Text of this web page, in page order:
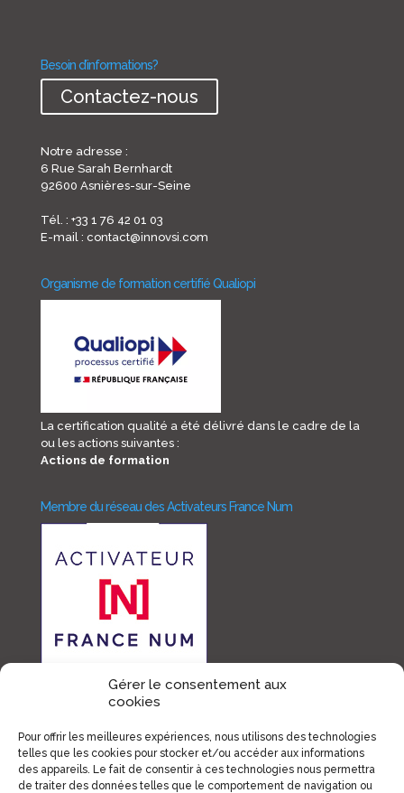
Gérer le consentement aux
cookies
Pour offrir les meilleures expériences, nous utilisons des technologies
telles que les cookies pour stocker et/ou accéder aux informations
des appareils. Le fait de consentir à ces technologies nous permettra
de traiter des données telles que le comportement de navigation ou
Besoin d’informations?
Contactez-nous
Notre adresse :
6 Rue Sarah Bernhardt
92600 Asnières-sur-Seine
Tél. : +33 1 76 42 01 03
E-mail : contact@innovsi.com
Organisme de formation certifié Qualiopi
La certification qualité a été délivré dans le cadre de la
ou les actions suivantes :
Actions de formation
Membre du réseau des Activateurs France Num